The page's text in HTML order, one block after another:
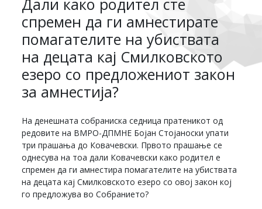
Дали како родител сте
спремен да ги амнестирате
помагателите на убиствата
на децата кај Смилковското
езеро со предложениот закон
за амнестија?
На денешната собраниска седница пратеникот од
редовите на ВМРО-ДПМНЕ Бојан Стојаноски упати
три прашања до Ковачевски. Првото прашање се
однесува на тоа дали Ковачевски како родител е
спремен да ги амнестира помагателите на убиствата
на децата кај Смилковското езеро со овој закон кој
го предложува во Собранието?